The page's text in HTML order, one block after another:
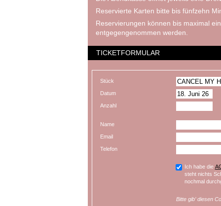
Reservierte Karten bitte bis fünfzehn
Reservierungen können bis maximal
entgegengenommen werden.
TICKETFORMULAR
Stück
Datum
Anzahl
Name
Email
Telefon
Ich habe die
steht nichts
nochmal
Bitte gib’ diesen